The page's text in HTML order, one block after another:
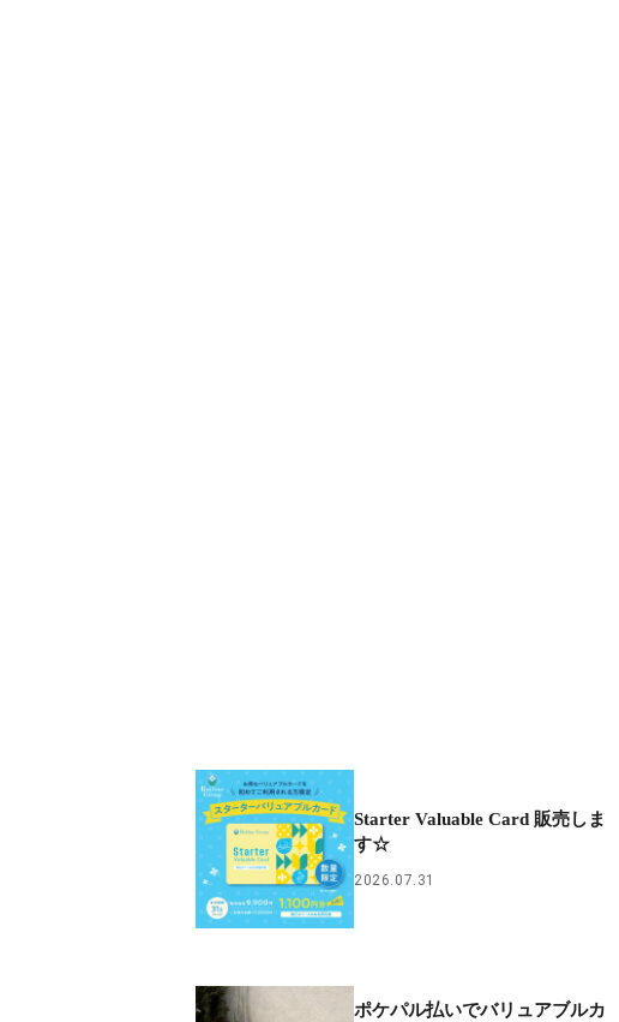
Starter Valuable Card 販売しま
す☆
2026.07.31
ポケパル払いでバリュアブルカ